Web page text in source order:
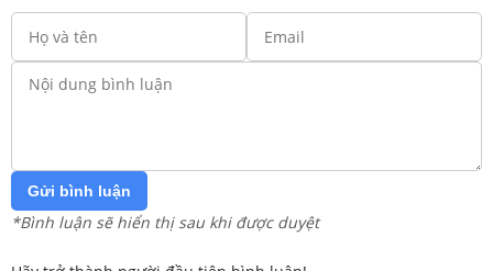
Gửi bình luận
*Bình luận sẽ hiển thị sau khi được duyệt